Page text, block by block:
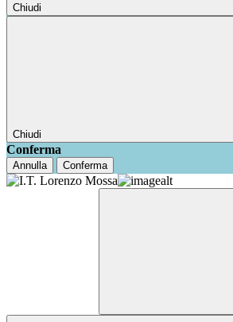
Chiudi
Chiudi
Conferma
Annulla Conferma